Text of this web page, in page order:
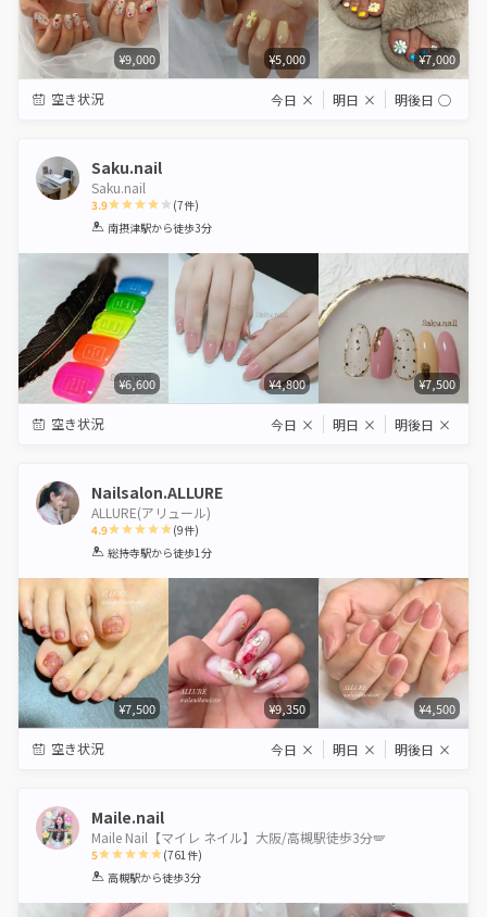
¥9,000 ¥5,000 ¥7,000
空き状況 今日 × 明日 × 明後日 ◯
Saku.nail
Saku.nail
3.9
1 2 3 4 5
(7件)
南摂津駅から徒歩3分
¥6,600 ¥4,800 ¥7,500
空き状況 今日 × 明日 × 明後日 ×
Nailsalon.ALLURE
ALLURE(アリュール)
4.9
1 2 3 4 5
(9件)
総持寺駅から徒歩1分
¥7,500 ¥9,350 ¥4,500
空き状況 今日 × 明日 × 明後日 ×
Maile.nail
Maile Nail【マイレ ネイル】大阪/高槻駅徒歩3分🪽
5
1 2 3 4 5
(761件)
高槻駅から徒歩3分